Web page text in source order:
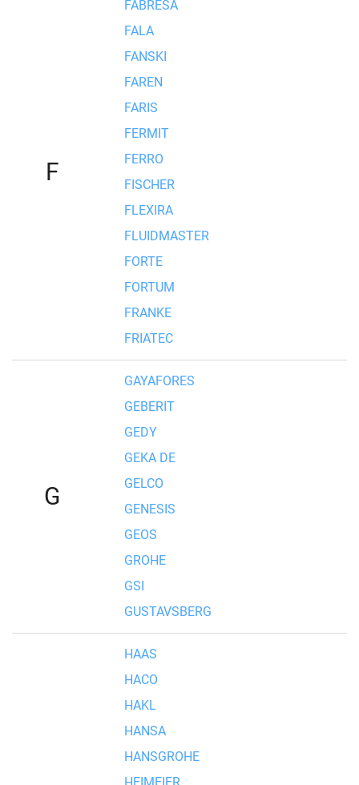
F
FABRESA
FALA
FANSKI
FAREN
FARIS
FERMIT
FERRO
FISCHER
FLEXIRA
FLUIDMASTER
FORTE
FORTUM
FRANKE
FRIATEC
G
GAYAFORES
GEBERIT
GEDY
GEKA DE
GELCO
GENESIS
GEOS
GROHE
GSI
GUSTAVSBERG
HAAS
HACO
HAKL
HANSA
HANSGROHE